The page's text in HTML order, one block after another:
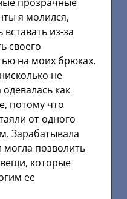
я молился,
из-за
своего
на моих брюках.
не
как
потому что
от одного
Зарабатывала
позволить
которые
ее